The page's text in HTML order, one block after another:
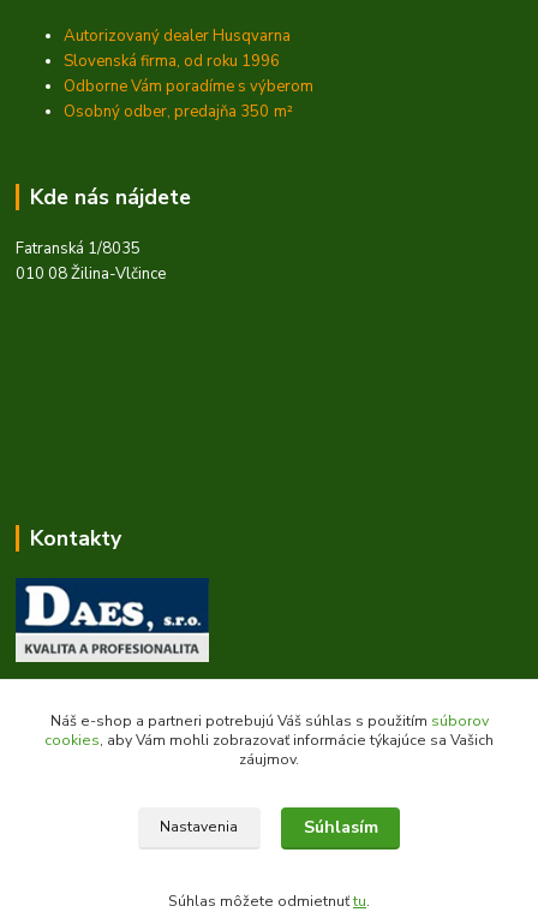
Autorizovaný dealer Husqvarna
Slovenská firma, od roku 1996
Odborne Vám poradíme s výberom
Osobný odber, predajňa 350 m²
Kde nás nájdete
Fatranská 1/8035
010 08 Žilina-Vlčince
Kontakty
Zákaznícka podpora daes.sk
+421 903 707 668
(Po-Pia, 8-16 hod.)
Náš e-shop a partneri potrebujú Váš súhlas s použitím súborov
cookies, aby Vám mohli zobrazovať informácie týkajúce sa Vašich
záujmov.
Nastavenia Súhlasím
Súhlas môžete odmietnuťtu.